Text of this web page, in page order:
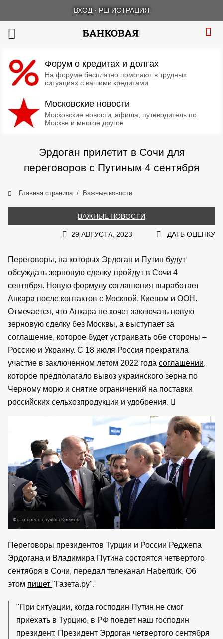
ВХОД · РЕГИСТРАЦИЯ
Форум о кредитах и долгах
На форуме бесплатно помогают в трудных
ситуациях с вашими кредитами
Московские новости
Московские новости, афиша, путеводитель по
Москве и многое другое
Эрдоган прилетит в Сочи для
переговоров с Путиным 4 сентября
Главная страница Важные новости
ВАЖНЫЕ НОВОСТИ
29 АВГУСТА, 2023 ДАТЬ ОЦЕНКУ
Переговоры, на которых Эрдоган и Путин будут
обсуждать зерновую сделку, пройдут в Сочи 4
сентября. Новую формулу соглашения выработает
Анкара после контактов с Москвой, Киевом и ООН.
Отмечается, что Анкара не хочет заключать новую
зерновую сделку без Москвы, а выступает за
соглашение, которое будет устраивать обе стороны –
Россию и Украину. С 18 июля Россия прекратила
участие в заключенном летом 2022 года соглашении,
которое предполагало вывоз украинского зерна по
Черному морю и снятие ограничений на поставки
российских сельхозпродукции и удобрения.
Фото пресс-службы Кремля
Переговоры президентов Турции и России Реджепа
Эрдогана и Владимира Путина состоятся четвертого
сентября в Сочи, передал телеканал Habertürk. Об
этом пишет "Газета.ру".
"При ситуации, когда господин Путин не смог
приехать в Турцию, в РФ поедет наш господин
президент. Президент Эрдоган четвертого сентября